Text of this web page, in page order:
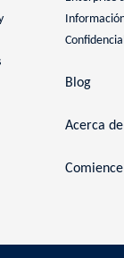
Blog
Acerca de